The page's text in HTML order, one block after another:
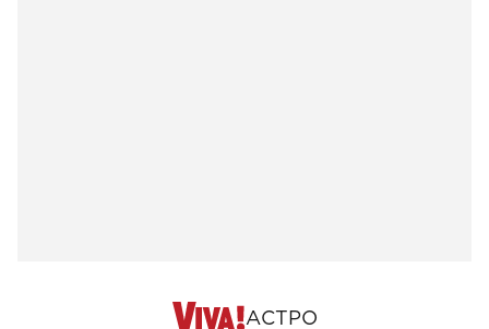
АСТРО